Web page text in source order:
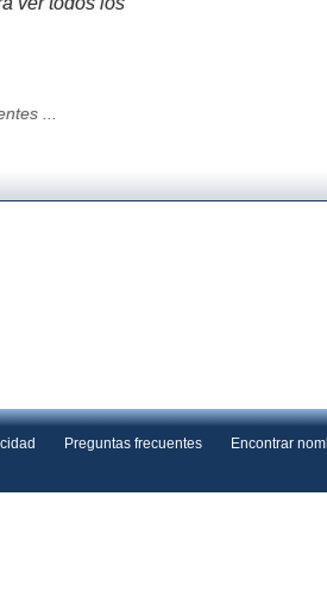
...
Preguntas frecuentes Encontrar